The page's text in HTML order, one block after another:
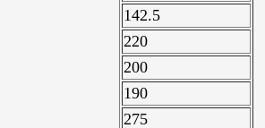
142.5
220
200
190
275